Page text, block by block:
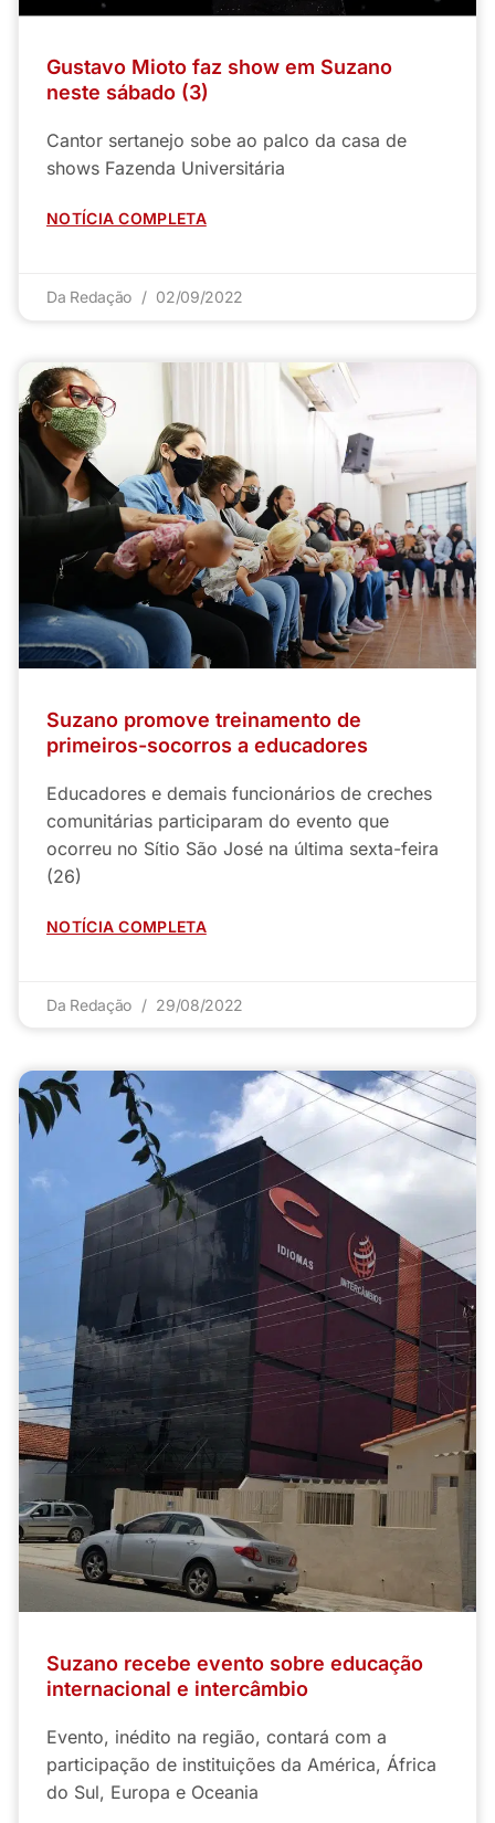
Gustavo Mioto faz show em Suzano
neste sábado (3)
Cantor sertanejo sobe ao palco da casa de
shows Fazenda Universitária
NOTÍCIA COMPLETA
Da Redação 02/09/2022
Suzano promove treinamento de
primeiros-socorros a educadores
Educadores e demais funcionários de creches
comunitárias participaram do evento que
ocorreu no Sítio São José na última sexta-feira
(26)
NOTÍCIA COMPLETA
Da Redação 29/08/2022
Suzano recebe evento sobre educação
internacional e intercâmbio
Evento, inédito na região, contará com a
participação de instituições da América, África
do Sul, Europa e Oceania